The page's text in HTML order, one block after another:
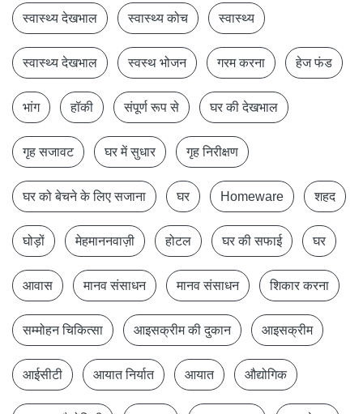
स्वास्थ्य देखभाल स्वास्थ्य कोच स्वास्थ्य
स्वास्थ्य देखभाल स्वस्थ भोजन गरम करना हेज फंड
भांग हॉकी संपूर्ण रूप से घर की देखभाल
गृह सजावट घर में सुधार गृह निरीक्षण
घर को बेचने के लिए सजाना घर Homeware शहद
घोड़ों मेहमाननवाज़ी होटल घर की सफाई घर
आवास मानव संसाधन मानव संसाधन शिकार करना
सम्मोहन चिकित्सा आइसक्रीम की दुकान आइसक्रीम
आईसीटी आयात निर्यात आयात औद्योगिक